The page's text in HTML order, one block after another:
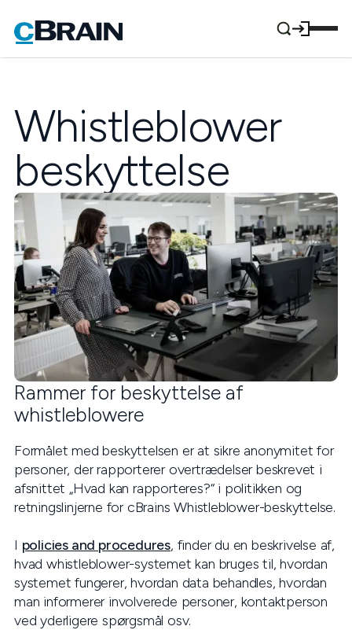
Whistleblower
beskyttelse
Rammer for beskyttelse af
whistleblowere
Formålet med beskyttelsen er at sikre anonymitet for
personer, der rapporterer overtrædelser beskrevet i
afsnittet „Hvad kan rapporteres?“ i politikken og
retningslinjerne for cBrains Whistleblower-beskyttelse.
I policies and procedures, finder du en beskrivelse af,
hvad whistleblower-systemet kan bruges til, hvordan
systemet fungerer, hvordan data behandles, hvordan
man informerer involverede personer, kontaktperson
ved yderligere spørgsmål osv.